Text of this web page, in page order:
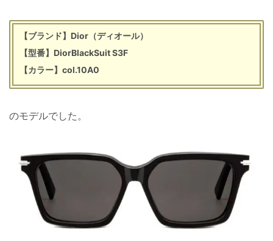
【ブランド】Dior（ディオール）
【型番】DiorBlackSuit S3F
【カラー】col.10A0
のモデルでした。